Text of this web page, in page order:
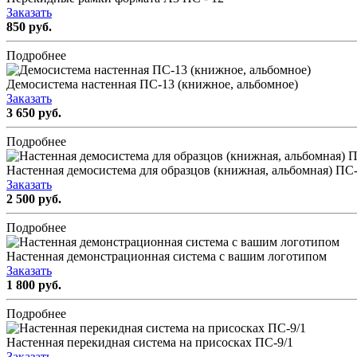
Заказать
850 руб.
Подробнее
Демосистема настенная ПС-13 (книжное, альбомное)
Заказать
3 650 руб.
Подробнее
Настенная демосистема для образцов (книжная, альбомная)
Заказать
2 500 руб.
Подробнее
Настенная демонстрационная система с вашим логотипом
Заказать
1 800 руб.
Подробнее
Настенная перекидная система на присосках ПС-9/1